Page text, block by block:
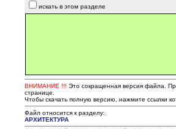
искать в этом разделе
ВНИМАНИЕ !!! Это сокращенная версия файла.
странице.
Чтобы скачать полную версию, нажмите ссылки
Файл относится к разделу:
АРХИТЕКТУРА